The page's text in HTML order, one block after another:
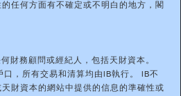
任何方面有不確定或不明白的地方，閣
財務顧問或經紀人，包括天財資本。
，所有交易和清算均由IB執行。 IB不
財資本的網站中提供的信息的準確性或